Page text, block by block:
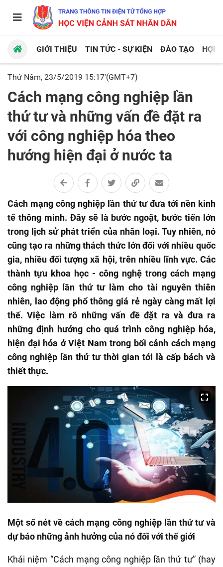
GIỚI THIỆU TIN TỨC - SỰ KIỆN ĐÀO TẠO HỢP
Thứ Năm, 23/5/2019 15:17'(GMT+7)
Cách mạng công nghiệp lần
thứ tư và những vấn đề đặt ra
với công nghiệp hóa theo
hướng hiện đại ở nước ta
Cách mạng công nghiệp lần thứ tư đưa tới nền kinh
tế thông minh. Đây sẽ là bước ngoặt, bước tiến lớn
trong lịch sử phát triển của nhân loại. Tuy nhiên, nó
cũng tạo ra những thách thức lớn đối với nhiều quốc
gia, nhiều đối tượng xã hội, trên nhiều lĩnh vực. Các
thành tựu khoa học - công nghệ trong cách mạng
công nghiệp lần thứ tư làm cho tài nguyên thiên
nhiên, lao động phổ thông giá rẻ ngày càng mất lợi
thế. Việc làm rõ những vấn đề đặt ra và đưa ra
những định hướng cho quá trình công nghiệp hóa,
hiện đại hóa ở Việt Nam trong bối cảnh cách mạng
công nghiệp lần thứ tư thời gian tới là cấp bách và
thiết thực.
Một số nét về cách mạng công nghiệp lần thứ tư và
dự báo những ảnh hưởng của nó đối với thế giới
Khái niệm “Cách mạng công nghiệp lần thứ tư” (hay